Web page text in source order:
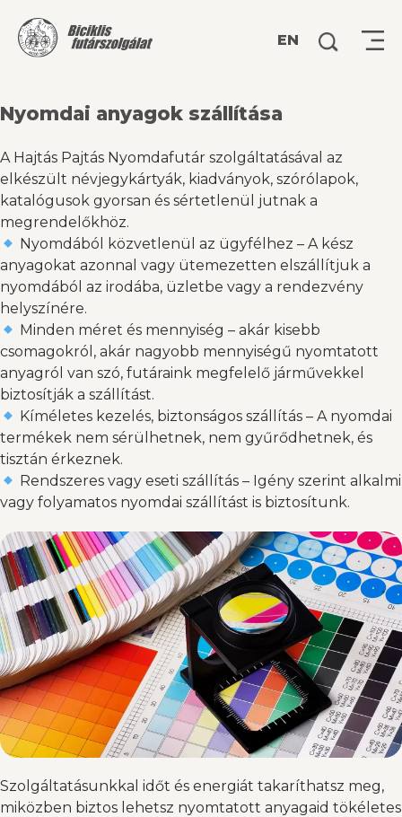
EN Keresés:
Nyomdai anyagok szállítása
A Hajtás Pajtás Nyomdafutár szolgáltatásával az
elkészült névjegykártyák, kiadványok, szórólapok,
katalógusok gyorsan és sértetlenül jutnak a
megrendelőkhöz.
Nyomdából közvetlenül az ügyfélhez – A kész
anyagokat azonnal vagy ütemezetten elszállítjuk a
nyomdából az irodába, üzletbe vagy a rendezvény
helyszínére.
Minden méret és mennyiség – akár kisebb
csomagokról, akár nagyobb mennyiségű nyomtatott
anyagról van szó, futáraink megfelelő járművekkel
biztosítják a szállítást.
Kíméletes kezelés, biztonságos szállítás – A nyomdai
termékek nem sérülhetnek, nem gyűrődhetnek, és
tisztán érkeznek.
Rendszeres vagy eseti szállítás – Igény szerint alkalmi
vagy folyamatos nyomdai szállítást is biztosítunk.
Szolgáltatásunkkal időt és energiát takaríthatsz meg,
miközben biztos lehetsz nyomtatott anyagaid tökéletes